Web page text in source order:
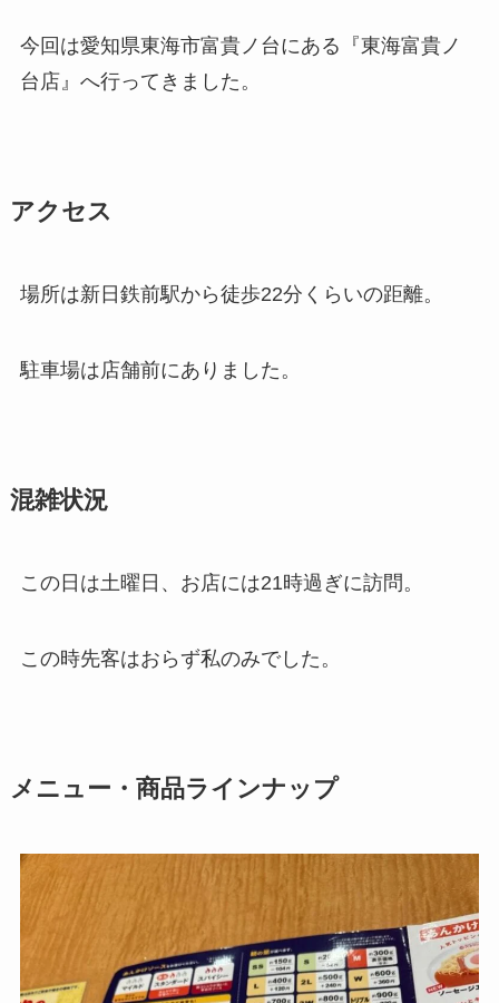
今回は愛知県東海市富貴ノ台にある『東海富貴ノ
台店』へ行ってきました。
アクセス
場所は新日鉄前駅から徒歩22分くらいの距離。
駐車場は店舗前にありました。
混雑状況
この日は土曜日、お店には21時過ぎに訪問。
この時先客はおらず私のみでした。
メニュー・商品ラインナップ